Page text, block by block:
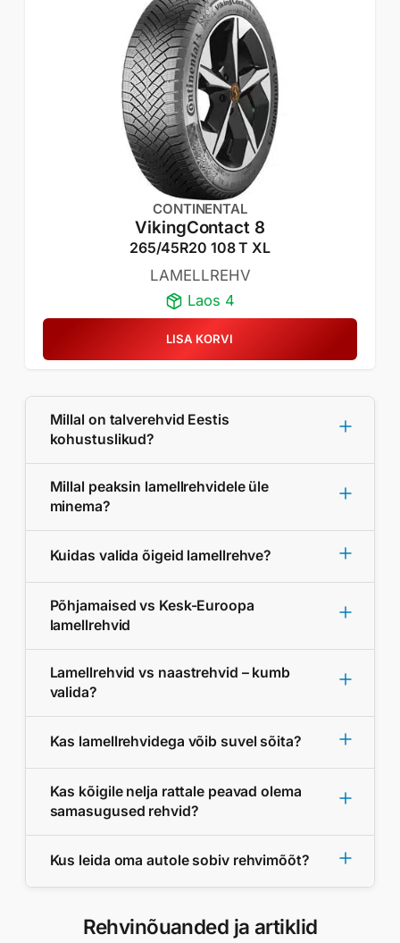
CONTINENTAL
VikingContact 8
265/45R20 108 T XL
LAMELLREHV
Laos 4
LISA KORVI
Millal on talverehvid Eestis
kohustuslikud?
Millal peaksin lamellrehvidele üle
minema?
Kuidas valida õigeid lamellrehve?
Põhjamaised vs Kesk-Euroopa
lamellrehvid
Lamellrehvid vs naastrehvid – kumb
valida?
Kas lamellrehvidega võib suvel sõita?
Kas kõigile nelja rattale peavad olema
samasugused rehvid?
Kus leida oma autole sobiv rehvimõõt?
Rehvinõuanded ja artiklid